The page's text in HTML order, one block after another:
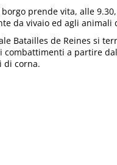
prende vita, alle
da vivaio ed agli animali
Batailles de Reines si
combattimenti a partire
di corna.